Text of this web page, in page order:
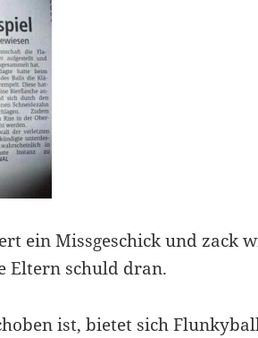
ein Missgeschick und zack
Eltern schuld dran.
ist, bietet sich